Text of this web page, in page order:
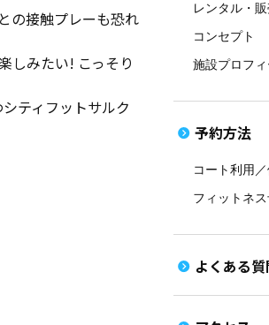
の接触プレーも恐れ
しみたい! こっそり
ティフットサルク
レンタル・
コンセプト
施設プロフ
予約方法
コート利用
フィットネ
よくある質